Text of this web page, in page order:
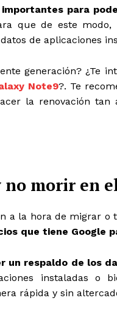
para
que de este modo,
de aplicaciones
generación? ¿Te
Note9?. Te
la renovación
no morir en
a la hora de migrar
que tiene Google
un respaldo de los
instaladas o
rápida y sin